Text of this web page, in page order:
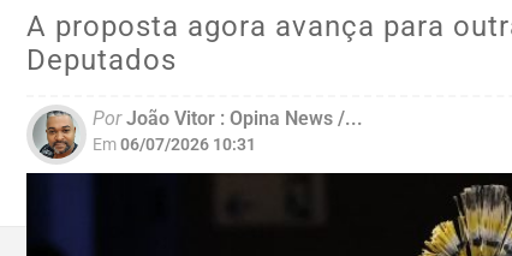
A proposta agora avança para
Deputados
PorJoão Vitor : Opina News /...
Em06/07/2026 10:31